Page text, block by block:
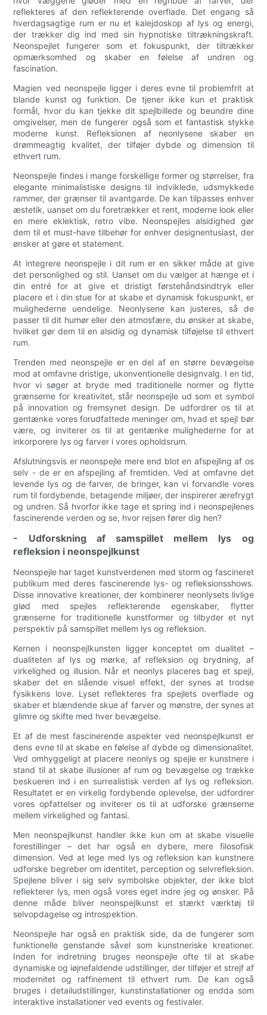
reflekteres af den reflekterende overflade. Det engang så
hverdagsagtige rum er nu et kalejdoskop af lys og energi,
der trækker dig ind med sin hypnotiske tiltrækningskraft.
Neonspejlet fungerer som et fokuspunkt, der tiltrækker
opmærksomhed og skaber en følelse af undren og
fascination.
Magien ved neonspejle ligger i deres evne til problemfrit at
blande kunst og funktion. De tjener ikke kun et praktisk
formål, hvor du kan tjekke dit spejlbillede og beundre dine
omgivelser, men de fungerer også som et fantastisk stykke
moderne kunst. Refleksionen af ​​neonlysene skaber en
drømmeagtig kvalitet, der tilføjer dybde og dimension til
ethvert rum.
Neonspejle findes i mange forskellige former og størrelser, fra
elegante minimalistiske designs til indviklede, udsmykkede
rammer, der grænser til avantgarde. De kan tilpasses enhver
æstetik, uanset om du foretrækker et rent, moderne look eller
en mere eklektisk, retro vibe. Neonspejles alsidighed gør
dem til et must-have tilbehør for enhver designentusiast, der
ønsker at gøre et statement.
At integrere neonspejle i dit rum er en sikker måde at give
det personlighed og stil. Uanset om du vælger at hænge et i
din entré for at give et dristigt førstehåndsindtryk eller
placere et i din stue for at skabe et dynamisk fokuspunkt, er
mulighederne uendelige. Neonlysene kan justeres, så de
passer til dit humør eller den atmosfære, du ønsker at skabe,
hvilket gør dem til en alsidig og dynamisk tilføjelse til ethvert
rum.
Trenden med neonspejle er en del af en større bevægelse
mod at omfavne dristige, ukonventionelle designvalg. I en tid,
hvor vi søger at bryde med traditionelle normer og flytte
grænserne for kreativitet, står neonspejle ud som et symbol
på innovation og fremsynet design. De udfordrer os til at
gentænke vores forudfattede meninger om, hvad et spejl bør
være, og inviterer os til at gentænke mulighederne for at
inkorporere lys og farver i vores opholdsrum.
Afslutningsvis er neonspejle mere end blot en afspejling af os
selv - de er en afspejling af fremtiden. Ved at omfavne det
levende lys og de farver, de bringer, kan vi forvandle vores
rum til fordybende, betagende miljøer, der inspirerer ærefrygt
og undren. Så hvorfor ikke tage et spring ind i neonspejlenes
fascinerende verden og se, hvor rejsen fører dig hen?
- Udforskning af samspillet mellem lys og
refleksion i neonspejlkunst
Neonspejle har taget kunstverdenen med storm og fascineret
publikum med deres fascinerende lys- og refleksionsshows.
Disse innovative kreationer, der kombinerer neonlysets livlige
glød med spejles reflekterende egenskaber, flytter
grænserne for traditionelle kunstformer og tilbyder et nyt
perspektiv på samspillet mellem lys og refleksion.
Kernen i neonspejlkunsten ligger konceptet om dualitet –
dualiteten af ​​lys og mørke, af refleksion og brydning, af
virkelighed og illusion. Når et neonlys placeres bag et spejl,
skaber det en slående visuel effekt, der synes at trodse
fysikkens love. Lyset reflekteres fra spejlets overflade og
skaber et blændende skue af farver og mønstre, der synes at
glimre og skifte med hver bevægelse.
Et af de mest fascinerende aspekter ved neonspejlkunst er
dens evne til at skabe en følelse af dybde og dimensionalitet.
Ved omhyggeligt at placere neonlys og spejle er kunstnere i
stand til at skabe illusioner af rum og bevægelse og trække
beskueren ind i en surrealistisk verden af ​​lys og refleksion.
Resultatet er en virkelig fordybende oplevelse, der udfordrer
vores opfattelser og inviterer os til at udforske grænserne
mellem virkelighed og fantasi.
Men neonspejlkunst handler ikke kun om at skabe visuelle
forestillinger – det har også en dybere, mere filosofisk
dimension. Ved at lege med lys og refleksion kan kunstnere
udforske begreber om identitet, perception og selvrefleksion.
Spejlene bliver i sig selv symbolske objekter, der ikke blot
reflekterer lys, men også vores eget indre jeg og ønsker. På
denne måde bliver neonspejlkunst et stærkt værktøj til
selvopdagelse og introspektion.
Neonspejle har også en praktisk side, da de fungerer som
funktionelle genstande såvel som kunstneriske kreationer.
Inden for indretning bruges neonspejle ofte til at skabe
dynamiske og iøjnefaldende udstillinger, der tilføjer et strejf af
modernitet og raffinement til ethvert rum. De kan også
bruges i detailudstillinger, kunstinstallationer og endda som
interaktive installationer ved events og festivaler.